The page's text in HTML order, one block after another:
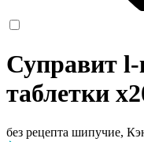
Суправит
таблетки
без рецепта шипучие,